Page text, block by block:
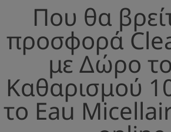
Που θα
προσφορά
με Δώρο
Καθαρισμού
το Eau